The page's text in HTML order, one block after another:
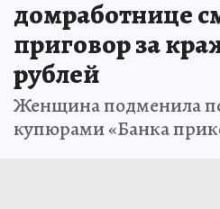
домработнице
приговор за
рублей
Женщина подменила
купюрами «Банка